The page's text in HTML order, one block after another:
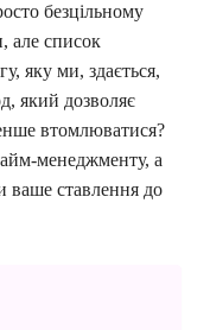
безцільному
але список
яку ми, здається,
який дозволяє
втомлюватися?
менеджменту, а
ваше ставлення до